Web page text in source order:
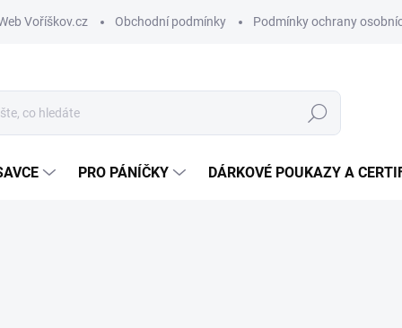
Voříškov.cz Obchodní podmínky Podmínky ochrany
Hledat
PRO PÁNÍČKY DÁRKOVÉ POUKAZY A